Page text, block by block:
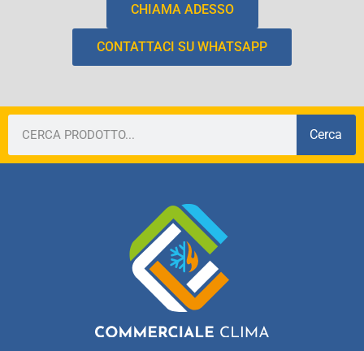
CHIAMA ADESSO
CONTATTACI SU WHATSAPP
Cerca